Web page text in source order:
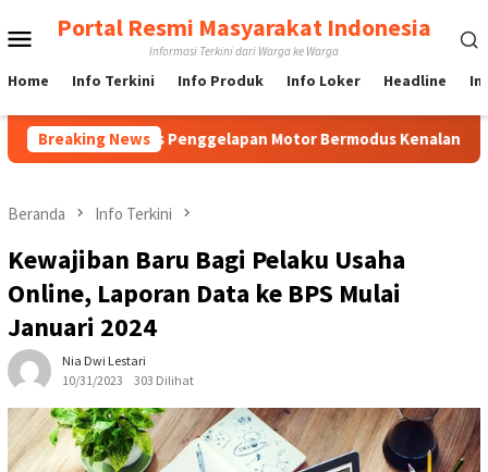
ke
Menu
Mobile
Portal Resmi Masyarakat Indonesia
Informasi Terkini dari Warga ke Warga
Home Info Terkini Info Produk Info Loker Headline
Breaking News
Kasus Penggelapan Motor Bermodus Kenalan di Aplikasi
Beranda Info Terkini
Kewajiban Baru Bagi Pelaku Usaha
Online, Laporan Data ke BPS Mulai
Januari 2024
Nia Dwi Lestari
10/31/2023
303 Dilihat